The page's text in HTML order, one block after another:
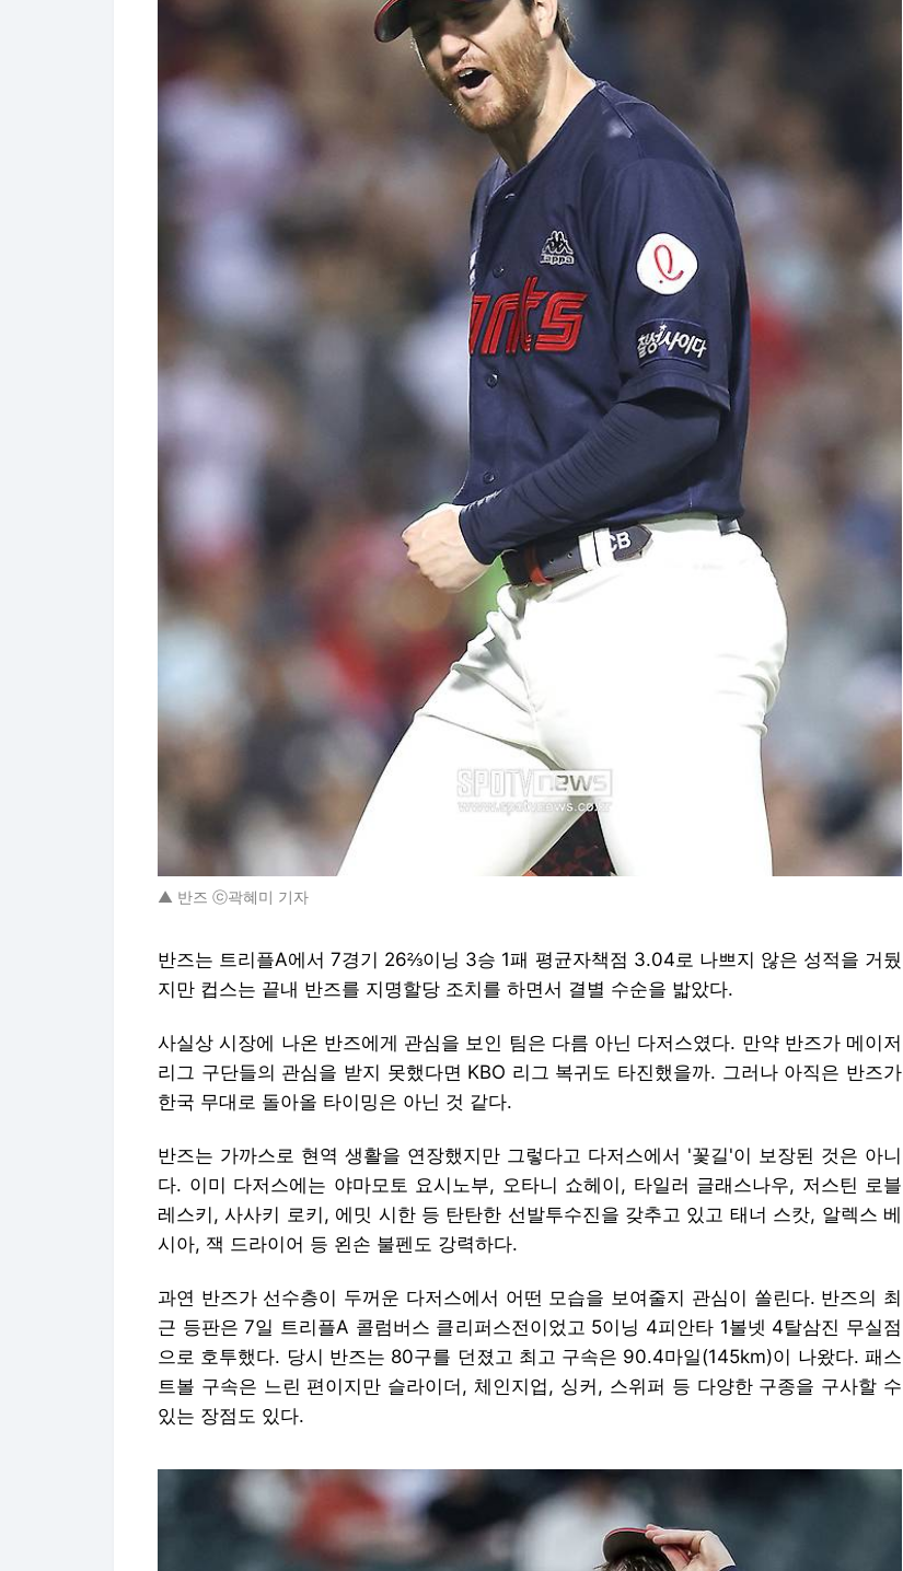
▲ 반즈 ⓒ곽혜미 기자
반즈는 트리플A에서 7경기 26⅔이닝 3승 1패 평균자책점 3.04로 나쁘지 않은 성적을 거뒀
지만 컵스는 끝내 반즈를 지명할당 조치를 하면서 결별 수순을 밟았다.
사실상 시장에 나온 반즈에게 관심을 보인 팀은 다름 아닌 다저스였다. 만약 반즈가 메이저
리그 구단들의 관심을 받지 못했다면 KBO 리그 복귀도 타진했을까. 그러나 아직은 반즈가
한국 무대로 돌아올 타이밍은 아닌 것 같다.
반즈는 가까스로 현역 생활을 연장했지만 그렇다고 다저스에서 '꽃길'이 보장된 것은 아니
다. 이미 다저스에는 야마모토 요시노부, 오타니 쇼헤이, 타일러 글래스나우, 저스틴 로블
레스키, 사사키 로키, 에밋 시한 등 탄탄한 선발투수진을 갖추고 있고 태너 스캇, 알렉스 베
시아, 잭 드라이어 등 왼손 불펜도 강력하다.
과연 반즈가 선수층이 두꺼운 다저스에서 어떤 모습을 보여줄지 관심이 쏠린다. 반즈의 최
근 등판은 7일 트리플A 콜럼버스 클리퍼스전이었고 5이닝 4피안타 1볼넷 4탈삼진 무실점
으로 호투했다. 당시 반즈는 80구를 던졌고 최고 구속은 90.4마일(145km)이 나왔다. 패스
트볼 구속은 느린 편이지만 슬라이더, 체인지업, 싱커, 스위퍼 등 다양한 구종을 구사할 수
있는 장점도 있다.